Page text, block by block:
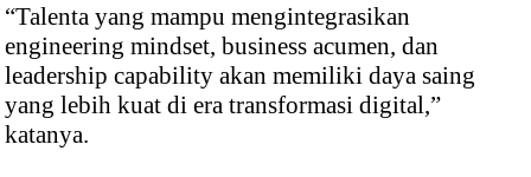
“Talenta yang mampu mengintegrasikan
engineering mindset, business acumen, dan
leadership capability akan memiliki daya saing
yang lebih kuat di era transformasi digital,”
katanya.